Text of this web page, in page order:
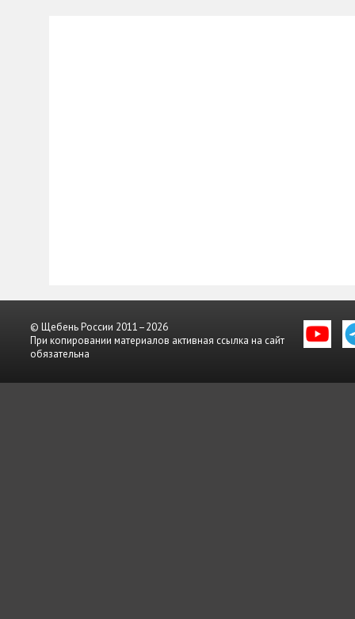
© Щебень России 2011–2026
При копировании материалов активная ссылка на сайт
обязательна